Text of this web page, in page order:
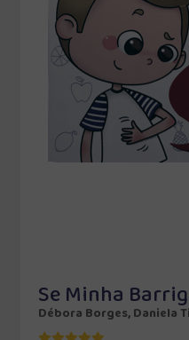
Se Minha
Débora Borges, Daniela